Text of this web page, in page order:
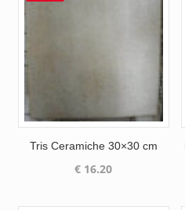
Tris Ceramiche 30×30 cm
€ 16.20